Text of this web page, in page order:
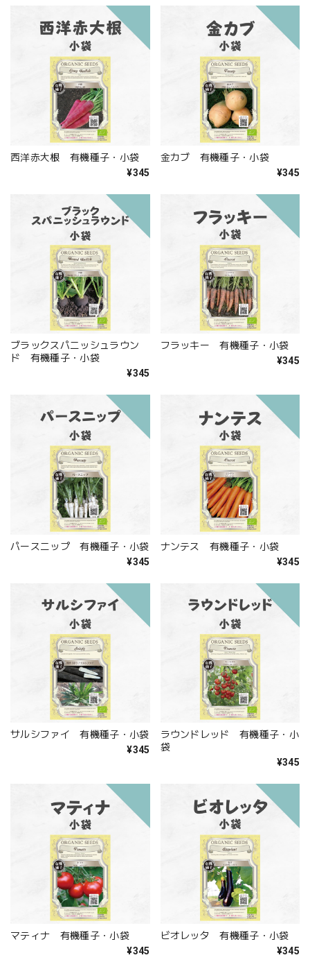
西洋赤大根 有機種子・小袋
¥345
金カブ 有機種子・小袋
¥345
ブラックスパニッシュラウン
ド 有機種子・小袋
¥345
フラッキー 有機種子・小袋
¥345
パースニップ 有機種子・小袋
¥345
ナンテス 有機種子・小袋
¥345
サルシファイ 有機種子・小袋
¥345
ラウンドレッド 有機種子・小
袋
¥345
マティナ 有機種子・小袋
¥345
ビオレッタ 有機種子・小袋
¥345